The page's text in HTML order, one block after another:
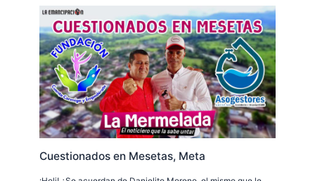
Cuestionados en Mesetas, Meta